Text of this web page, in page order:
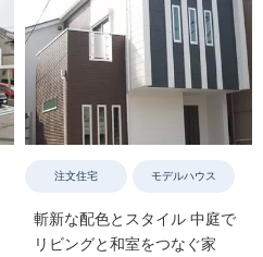
注文住宅 モデルハウス
斬新な配色とスタイル 中庭で
リビングと和室をつなぐ家